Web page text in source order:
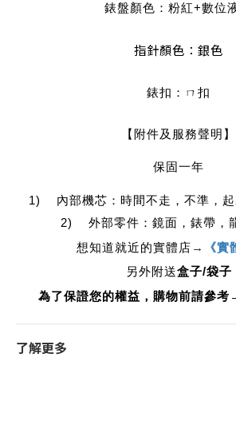
錶盤顏色：粉紅+數位
指針顏色：銀色
錶扣：ㄇ扣
【附件及服務聲明】
保固一年
1) 內部機芯：時間不走，不準，起
2) 外部零件：鏡面，錶帶，
想知道就近的實體店 →
《實
另外附送盒子/袋子
為了保證您的權益，購物前請參考
了解更多